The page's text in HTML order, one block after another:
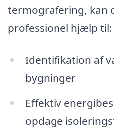
termografering, kan
professionel hjælp til:
Identifikation af
bygninger
Effektiv
opdage